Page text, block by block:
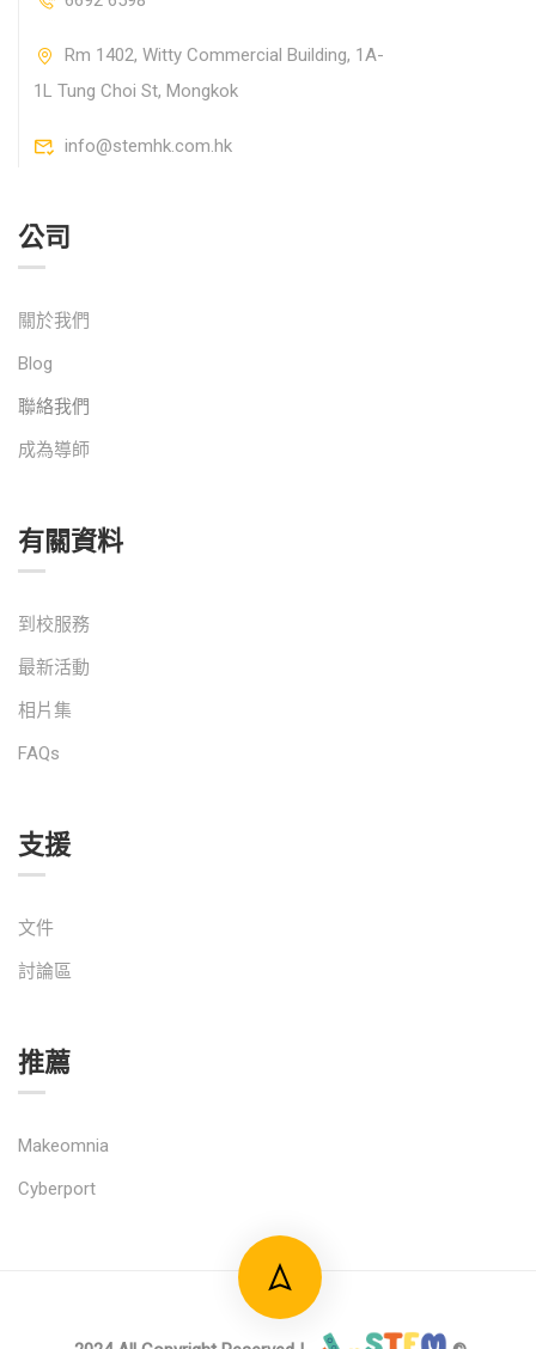
Rm 1402, Witty Commercial Building, 1A-
1L Tung Choi St, Mongkok
info@stemhk.com.hk
公司
關於我們
Blog
聯絡我們
成為導師
有關資料
到校服務
最新活動
相片集
FAQs
支援
文件
討論區
推薦
Makeomnia
Cyberport